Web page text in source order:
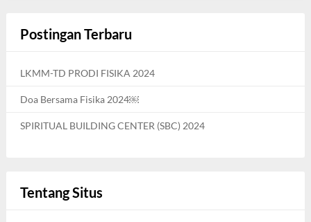
Postingan Terbaru
LKMM-TD PRODI FISIKA 2024
Doa Bersama Fisika 2024￼
SPIRITUAL BUILDING CENTER (SBC) 2024
Tentang Situs